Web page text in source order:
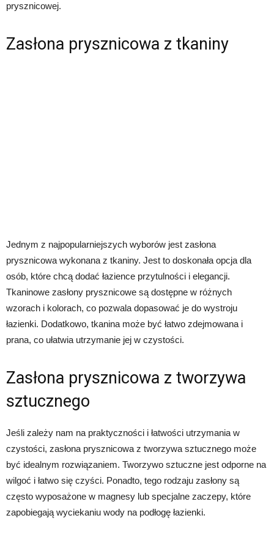
prysznicowej.
Zasłona prysznicowa z tkaniny
Jednym z najpopularniejszych wyborów jest zasłona
prysznicowa wykonana z tkaniny. Jest to doskonała opcja dla
osób, które chcą dodać łazience przytulności i elegancji.
Tkaninowe zasłony prysznicowe są dostępne w różnych
wzorach i kolorach, co pozwala dopasować je do wystroju
łazienki. Dodatkowo, tkanina może być łatwo zdejmowana i
prana, co ułatwia utrzymanie jej w czystości.
Zasłona prysznicowa z tworzywa
sztucznego
Jeśli zależy nam na praktyczności i łatwości utrzymania w
czystości, zasłona prysznicowa z tworzywa sztucznego może
być idealnym rozwiązaniem. Tworzywo sztuczne jest odporne na
wilgoć i łatwo się czyści. Ponadto, tego rodzaju zasłony są
często wyposażone w magnesy lub specjalne zaczepy, które
zapobiegają wyciekaniu wody na podłogę łazienki.